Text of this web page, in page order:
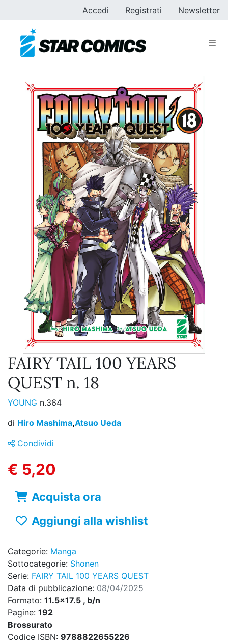
Accedi Registrati Newsletter
FAIRY TAIL 100 YEARS
QUEST n. 18
YOUNG n.364
di Hiro Mashima,Atsuo Ueda
Condividi
€ 5,20
Acquista ora
Aggiungi alla wishlist
Categorie: Manga
Sottocategorie: Shonen
Serie: FAIRY TAIL 100 YEARS QUEST
Data di pubblicazione: 08/04/2025
Formato: 11.5x17.5 , b/n
Pagine: 192
Brossurato
Codice ISBN: 9788822655226